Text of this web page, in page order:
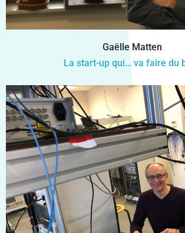
Gaëlle Matten
La start-up qui… va faire du